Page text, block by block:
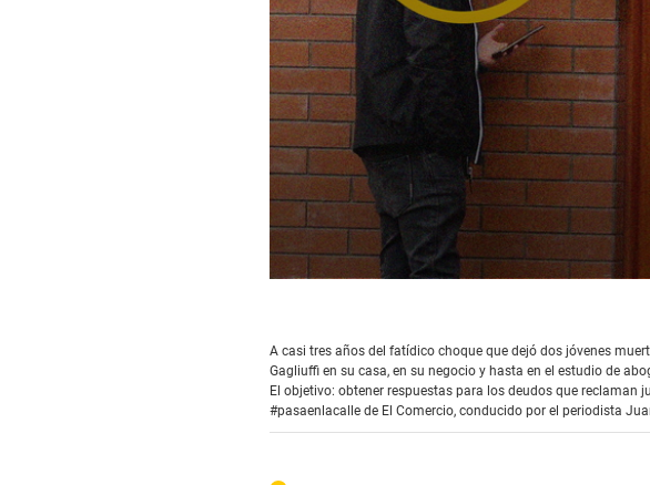
minutes,
13
seconds Volume
90%
A casi tres años del fatídico choque que dejó dos jóvenes
Gagliuffi en su casa, en su negocio y hasta en el estudio de
El objetivo: obtener respuestas para los deudos que
#pasaenlacalle de El Comercio, conducido por el periodista